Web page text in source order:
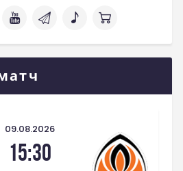
09.08.2026
15:30